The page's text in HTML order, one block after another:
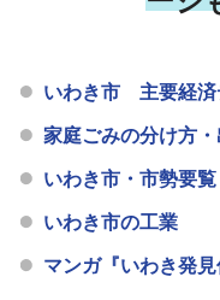
いわき市 主要経済
家庭ごみの分け方・
いわき市・市勢要覧
いわき市の工業
マンガ『いわき発見